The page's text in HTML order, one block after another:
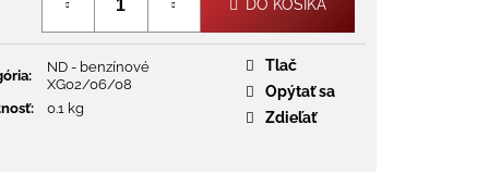
DO KOŠÍKA
:
ND - benzínové
XG02/06/08
: 0.1 kg
Tlač
Opýtať sa
Zdieľať